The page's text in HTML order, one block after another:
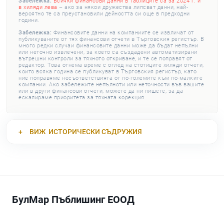
в хиляди лева – ако за някои дружества липсват данни, най-
вероятно те са преустановили дейността си още в предходни
години.
Забележка: Финансовите данни на компаниите се извличат от
публикуваните от тях финансови отчети в Търговския регистър. В
много редки случаи финансовите данни може да бъдат непълни
или неточно извлечени, за което са създадени автоматизирани
вътрешни контроли за тяхното откриване, и те се поправят от
редактор. Това отнема време с оглед на стотиците хиляди отчети,
които всяка година се публикуват в Търговския регистър, като
ние поправяме несъответствията от по-големите към по-малките
компании. Ако забележите непълноти или неточности във вашите
или в други финансови отчети, можете да ни пишете, за да
ескалираме приоритета за тяхната корекция.
ВИЖ ИСТОРИЧЕСКИ СЪДРУЖИЯ
БулМар Пъблишинг ЕООД